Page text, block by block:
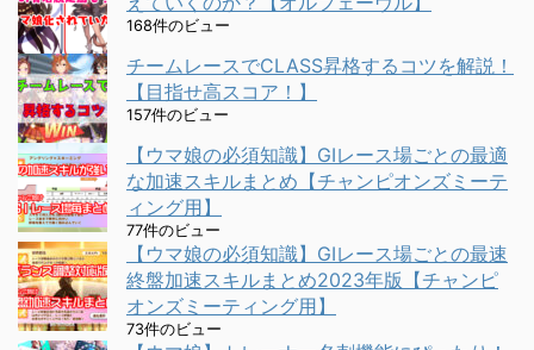
168件のビュー
チームレースでCLASS昇格するコツを解説！
【目指せ高スコア！】
157件のビュー
【ウマ娘の必須知識】GⅠレース場ごとの最適
な加速スキルまとめ【チャンピオンズミーテ
ィング用】
77件のビュー
【ウマ娘の必須知識】GⅠレース場ごとの最速
終盤加速スキルまとめ2023年版【チャンピ
オンズミーティング用】
73件のビュー